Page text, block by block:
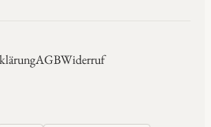
AGBWiderruf